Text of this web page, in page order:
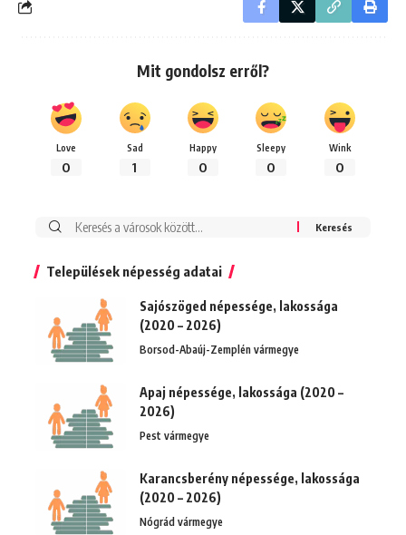
Mit gondolsz erről?
Love
0
Sad
1
Happy
0
Sleepy
0
Wink
0
Keresés:
Települések népesség adatai
Sajószöged népessége, lakossága
(2020 – 2026)
Borsod-Abaúj-Zemplén vármegye
Apaj népessége, lakossága (2020 –
2026)
Pest vármegye
Karancsberény népessége, lakossága
(2020 – 2026)
Nógrád vármegye